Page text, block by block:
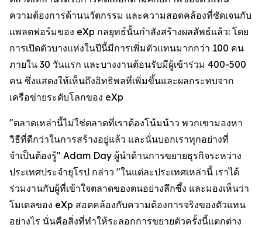
ความต้องการด้านนวัตกรรม และความสอดคล้องที่ชัดเจนกับ
แพลตฟอร์มของ eXp กลยุทธ์นั้นกำลังสร้างผลลัพธ์แล้ว: โดย
การเปิดตัวบางแห่งในปีนี้มีการเพิ่มตัวแทนมากกว่า 100 คน
ภายใน 30 วันแรก และบางงานต้อนรับมีผู้เข้าร่วม 400-500
คน ซึ่งแสดงให้เห็นถึงอิทธิพลที่เพิ่มขึ้นและผลกระทบจาก
เครือข่ายระดับโลกของ eXp
"ตลาดเหล่านี้ไม่ใช่ตลาดที่เราต้องโน้มน้าว พวกเขามองหา
วิธีที่ดีกว่าในการสร้างอยู่แล้ว และนั่นบอกเราทุกอย่างที่
จำเป็นต้องรู้" Adam Day ผู้นำด้านการขยายธุรกิจระหว่าง
ประเทศประจำยุโรป กล่าว "ในแต่ละประเทศเหล่านี้ เราได้
ร่วมงานกับผู้ที่เข้าใจตลาดของตนอย่างลึกซึ้ง และมองเห็นว่า
โมเดลของ eXp สอดคล้องกับความต้องการจริงของตัวแทน
อย่างไร นั่นคือสิ่งที่ทำให้ระลอกการขยายตัวครั้งนี้แตกต่าง